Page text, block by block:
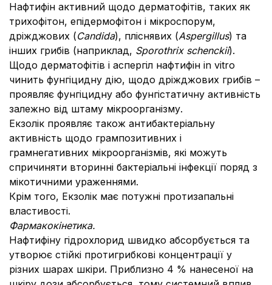
Нафтифін активний щодо дерматофітів, таких як
трихофітон, епідермофітон і мікроспорум,
дріжджових (Candida), пліснявих (Aspergillus) та
інших грибів (наприклад, Sporothrix schenckii).
Щодо дерматофітів і аспергіл нафтифін in vitro
чинить фунгіцидну дію, щодо дріжджових грибів –
проявляє фунгіцидну або фунгістатичну активність
залежно від штаму мікроорганізму.
Екзолік проявляє також антибактеріальну
активність щодо грампозитивних і
грамнегативних мікроорганізмів, які можуть
спричиняти вторинні бактеріальні інфекції поряд з
мікотичними ураженнями.
Крім того, Екзолік має потужні протизапальні
властивості.
Фармакокінетика.
Нафтифіну гідрохлорид швидко абсорбується та
утворює стійкі протигрибкові концентрації у
різних шарах шкіри. Приблизно 4 % нанесеної на